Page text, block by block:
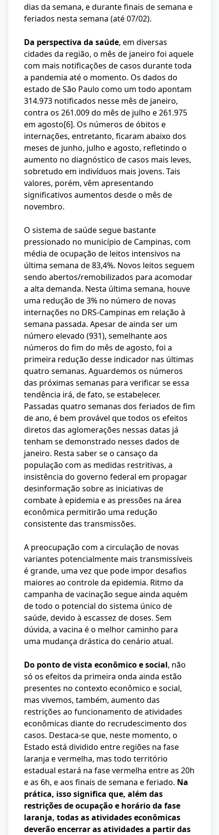
dias da semana, e durante finais de semana e
feriados nesta semana (até 07/02).
Da perspectiva da saúde, em diversas
cidades da região, o mês de janeiro foi aquele
com mais notificações de casos durante toda
a pandemia até o momento. Os dados do
estado de São Paulo como um todo apontam
314.973 notificados nesse mês de janeiro,
contra os 261.009 do mês de julho e 261.975
em agosto[6]. Os números de óbitos e
internações, entretanto, ficaram abaixo dos
meses de junho, julho e agosto, refletindo o
aumento no diagnóstico de casos mais leves,
sobretudo em indivíduos mais jovens. Tais
valores, porém, vêm apresentando
significativos aumentos desde o mês de
novembro.
O sistema de saúde segue bastante
pressionado no município de Campinas, com
média de ocupação de leitos intensivos na
última semana de 83,4%. Novos leitos seguem
sendo abertos/remobilizados para acomodar
a alta demanda. Nesta última semana, houve
uma redução de 3% no número de novas
internações no DRS-Campinas em relação à
semana passada. Apesar de ainda ser um
número elevado (931), semelhante aos
números do fim do mês de agosto, foi a
primeira redução desse indicador nas últimas
quatro semanas. Aguardemos os números
das próximas semanas para verificar se essa
tendência irá, de fato, se estabelecer.
Passadas quatro semanas dos feriados de fim
de ano, é bem provável que todos os efeitos
diretos das aglomerações nessas datas já
tenham se demonstrado nesses dados de
janeiro. Resta saber se o cansaço da
população com as medidas restritivas, a
insistência do governo federal em propagar
desinformação sobre as iniciativas de
combate à epidemia e as pressões na área
econômica permitirão uma redução
consistente das transmissões.
A preocupação com a circulação de novas
variantes potencialmente mais transmissíveis
é grande, uma vez que pode impor desafios
maiores ao controle da epidemia. Ritmo da
campanha de vacinação segue ainda aquém
de todo o potencial do sistema único de
saúde, devido à escassez de doses. Sem
dúvida, a vacina é o melhor caminho para
uma mudança drástica do cenário atual.
Do ponto de vista econômico e social, não
só os efeitos da primeira onda ainda estão
presentes no contexto econômico e social,
mas vivemos, também, aumento das
restrições ao funcionamento de atividades
econômicas diante do recrudescimento dos
casos. Destaca-se que, neste momento, o
Estado está dividido entre regiões na fase
laranja e vermelha, mas todo território
estadual estará na fase vermelha entre as 20h
e as 6h, e aos finais de semana e feriado. Na
prática, isso significa que, além das
restrições de ocupação e horário da fase
laranja, todas as atividades econômicas
deverão encerrar as atividades a partir das